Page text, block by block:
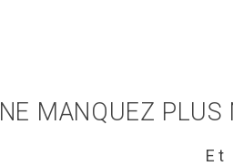
NE MANQUEZ
Et